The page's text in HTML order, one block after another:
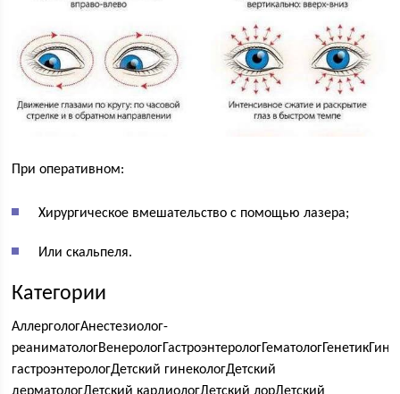
При оперативном:
Хирургическое вмешательство с помощью лазера;
Или скальпеля.
Категории
АллергологАнестезиолог-
гастроэнтерологДетский гинекологДетский